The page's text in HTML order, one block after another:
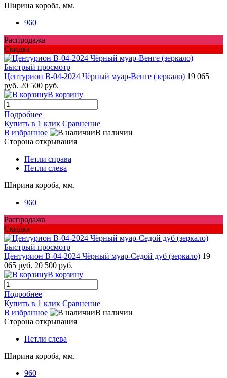
Ширина короба, мм.
960
Распродажа
Скидка
Быстрый просмотр
Центурион В-04-2024 Чёрный муар-Венге (зеркало) 19 065
руб. 20 500 руб.
В корзину
Подробнее
Купить в 1 клик Сравнение
В избранное
В наличии
Сторона открывания
Петли справа
Петли слева
Ширина короба, мм.
960
Распродажа
Скидка
Быстрый просмотр
Центурион В-04-2024 Чёрный муар-Седой дуб (зеркало) 19
065 руб. 20 500 руб.
В корзину
Подробнее
Купить в 1 клик Сравнение
В избранное
В наличии
Сторона открывания
Петли слева
Ширина короба, мм.
960